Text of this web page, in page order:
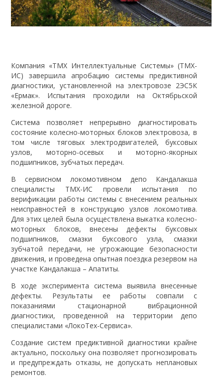
Компания «ТМХ Интеллектуальные Системы» (ТМХ-
ИС) завершила апробацию системы предиктивной
диагностики, установленной на электровозе 2ЭС5К
«Ермак». Испытания проходили на Октябрьской
железной дороге.
Система позволяет непрерывно диагностировать
состояние колесно-моторных блоков электровоза, в
том числе тяговых электродвигателей, буксовых
узлов, моторно-осевых и моторно-якорных
подшипников, зубчатых передач.
В сервисном локомотивном депо Кандалакша
специалисты ТМХ-ИС провели испытания по
верификации работы системы с внесением реальных
неисправностей в конструкцию узлов локомотива.
Для этих целей была осуществлена выкатка колесно-
моторных блоков, внесены дефекты буксовых
подшипников, смазки буксового узла, смазки
зубчатой передачи, не угрожающие безопасности
движения, и проведена опытная поездка резервом на
участке Кандалакша – Апатиты.
В ходе эксперимента система выявила внесенные
дефекты. Результаты ее работы совпали с
показаниями стационарной вибрационной
диагностики, проведенной на территории депо
специалистами «ЛокоТех-Сервиса».
Создание систем предиктивной диагностики крайне
актуально, поскольку она позволяет прогнозировать
и предупреждать отказы, не допускать неплановых
ремонтов.